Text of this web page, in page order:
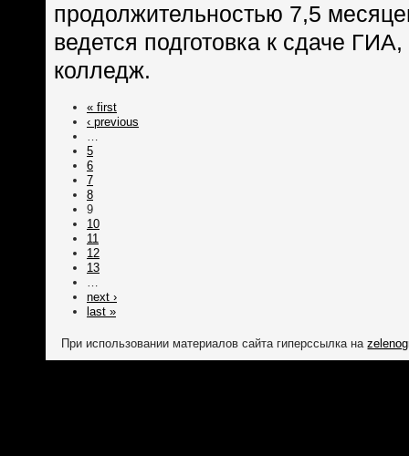
продолжительностью 7,5
ведется подготовка к сдаче
колледж.
« first
‹ previous
…
5
6
7
8
9
10
11
12
13
…
next ›
last »
При использовании материалов сайта гиперссылка на